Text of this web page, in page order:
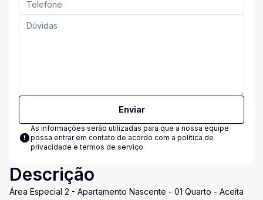
Enviar
As informações serão utilizadas para que a nossa equipe
possa entrar em contato de acordo com a política de
privacidade e termos de serviço
Descrição
Área Especial 2 - Apartamento Nascente - 01 Quarto - Aceita